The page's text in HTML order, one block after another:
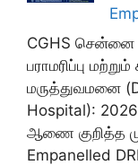
CGHS
பராமரிப்பு
மருத்துவமனை
Hospital):
ஆணை குறித்த
Empanelled